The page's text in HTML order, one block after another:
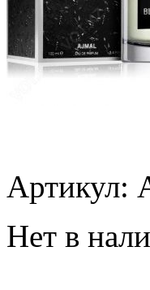
Артикул:
Нет в